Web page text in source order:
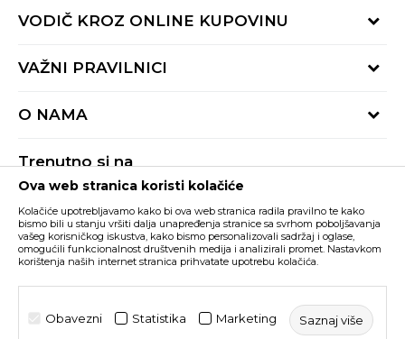
Provjeri status porudžbine
Radno vrijeme 9-16h
VODIČ KROZ ONLINE KUPOVINU
Načini isporuke
Reklamacije
VAŽNI PRAVILNICI
Pravila Sport&Bonus programa
O NAMA
BUZZ Shopovi
Postani dio BUZZ tima
Trenutno si na
Buzz Crna Gora PROMIJENI
Nastojimo da budemo što precizniji u opisu proizvoda, prikazu slika i samih
cijena, ali ne možemo garantovati da su sve informacije kompletne i bez
grešaka. Svi artikli prikazani na sajtu su dio naše ponude i ne podrazumijeva da
su dostupni u svakom trenutku. Raspoloživost robe možete provjeriti pozivom
©2026www.buzzsneakers.me, IzradaNB SOFT. Sva prava
Ova web stranica koristi kolačiće
Kolačiće upotrebljavamo kako bi ova web stranica radila pravilno te kako
bismo bili u stanju vršiti dalja unapređenja stranice sa svrhom poboljšavanja
vašeg korisničkog iskustva, kako bismo personalizovali sadržaj i oglase,
omogućili funkcionalnost društvenih medija i analizirali promet. Nastavkom
korištenja naših internet stranica prihvatate upotrebu kolačića.
Obavezni Statistika Marketing Saznaj više